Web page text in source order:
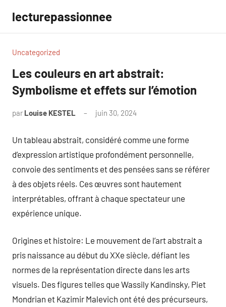
contenu
lecturepassionnee
Uncategorized
Les couleurs en art abstrait:
Symbolisme et effets sur l’émotion
par Louise KESTEL juin 30, 2024
Un tableau abstrait, considéré comme une forme
d’expression artistique profondément personnelle,
convoie des sentiments et des pensées sans se référer
à des objets réels. Ces œuvres sont hautement
interprétables, offrant à chaque spectateur une
expérience unique.
Origines et histoire: Le mouvement de l’art abstrait a
pris naissance au début du XXe siècle, défiant les
normes de la représentation directe dans les arts
visuels. Des figures telles que Wassily Kandinsky, Piet
Mondrian et Kazimir Malevich ont été des précurseurs,